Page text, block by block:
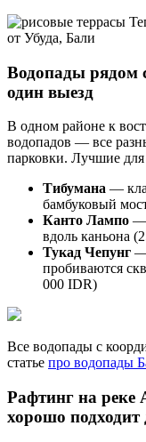
Водопады рядом
один выезд
В одном районе к
водопадов — все
парковки. Лучшие для
Тибумана —
бамбуковый
Канто Лампо —
вдоль каньона
Тукад Чепунг —
пробиваются
000 IDR)
Все водопады с
статье про водопады
Рафтинг на
хорошо